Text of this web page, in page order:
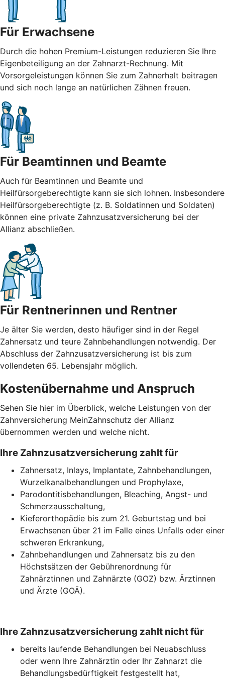
Für Erwachsene
Durch die hohen Premium-Leistungen reduzieren Sie Ihre
Eigenbeteiligung an der Zahnarzt-Rechnung. Mit
Vorsorgeleistungen können Sie zum Zahnerhalt beitragen
und sich noch lange an natürlichen Zähnen freuen.
Für Beamtinnen und Beamte
Auch für Beamtinnen und Beamte und
Heilfürsorgeberechtigte kann sie sich lohnen. Insbesondere
Heilfürsorgeberechtigte (z. B. Soldatinnen und Soldaten)
können eine private Zahnzusatzversicherung bei der
Allianz abschließen.
Für Rentnerinnen und Rentner
Je älter Sie werden, desto häufiger sind in der Regel
Zahnersatz und teure Zahnbehandlungen notwendig. Der
Abschluss der Zahnzusatzversicherung ist bis zum
vollendeten 65. Lebensjahr möglich.
Kostenübernahme und Anspruch
Sehen Sie hier im Überblick, welche Leistungen von der
Zahnversicherung MeinZahnschutz der Allianz
übernommen werden und welche nicht.
Ihre Zahnzusatzversicherung zahlt für
Zahnersatz, Inlays, Implantate, Zahnbehandlungen,
Wurzelkanalbehandlungen und Prophylaxe,
Parodontitisbehandlungen, Bleaching, Angst- und
Schmerzausschaltung,
Kieferorthopädie bis zum 21. Geburtstag und bei
Erwachsenen über 21 im Falle eines Unfalls oder einer
schweren Erkrankung,
Zahnbehandlungen und Zahnersatz bis zu den
Höchstsätzen der Gebührenordnung für
Zahnärztinnen und Zahnärzte (GOZ) bzw. Ärztinnen
und Ärzte (GOÄ).
Ihre Zahnzusatzversicherung zahlt nicht für
bereits laufende Behandlungen bei Neuabschluss
oder wenn Ihre Zahnärztin oder Ihr Zahnarzt die
Behandlungsbedürftigkeit festgestellt hat,